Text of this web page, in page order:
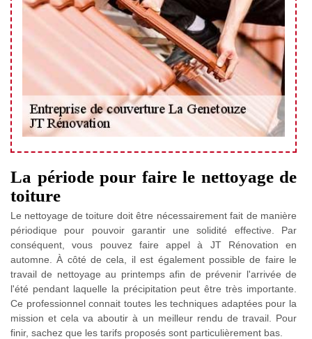
La période pour faire le nettoyage de
toiture
Le nettoyage de toiture doit être nécessairement fait de manière
périodique pour pouvoir garantir une solidité effective. Par
conséquent, vous pouvez faire appel à JT Rénovation en
automne. À côté de cela, il est également possible de faire le
travail de nettoyage au printemps afin de prévenir l'arrivée de
l'été pendant laquelle la précipitation peut être très importante.
Ce professionnel connait toutes les techniques adaptées pour la
mission et cela va aboutir à un meilleur rendu de travail. Pour
finir, sachez que les tarifs proposés sont particulièrement bas.